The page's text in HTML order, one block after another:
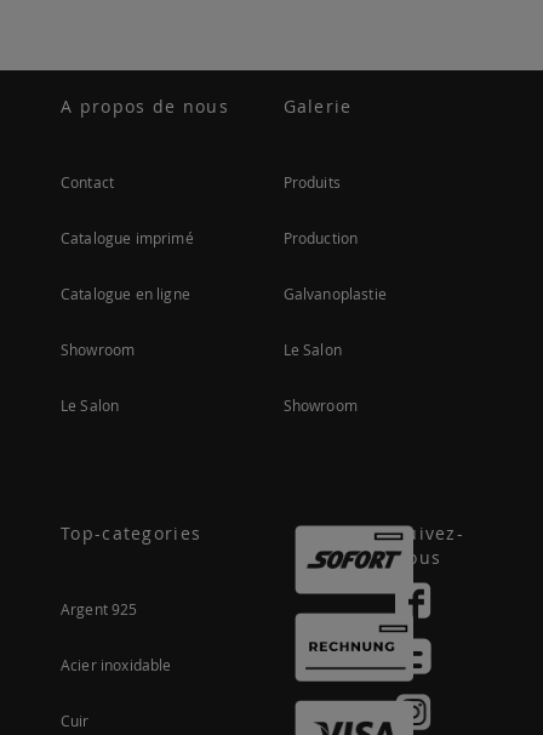
A propos de nous
Contact
Catalogue imprimé
Catalogue en ligne
Showroom
Le Salon
Galerie
Produits
Production
Galvanoplastie
Le Salon
Showroom
Top-categories
Argent 925
Acier inoxidable
Cuir
Suivez-
nous